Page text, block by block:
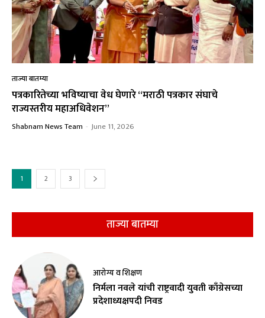
ताज्या बातम्या
पत्रकारितेच्या भविष्याचा वेध घेणारे “मराठी पत्रकार संघाचे
राज्यस्तरीय महाअधिवेशन”
Shabnam News Team - June 11, 2026
1 2 3
ताज्या बातम्या
आरोग्य व शिक्षण
निर्मला नवले यांची राष्ट्रवादी युवती काँग्रेसच्या
प्रदेशाध्यक्षपदी निवड